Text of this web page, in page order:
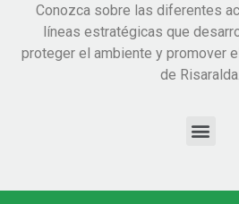
Conozca sobre las diferentes
líneas estratégicas que
proteger el ambiente y promover
de Risaralda.